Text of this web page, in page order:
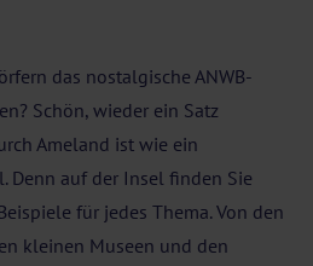
das nostalgische ANWB-
Schön, wieder ein Satz
Ameland ist wie ein
Denn auf der Insel finden Sie
für jedes Thema. Von den
kleinen Museen und den